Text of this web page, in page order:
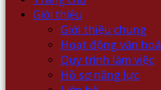
Giới thiệu
Giới thiệu chung
Hoạt động văn hoá
Quy trình làm việc
Hồ sơ năng lực